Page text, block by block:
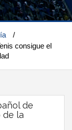
/
consigue el
de
de la